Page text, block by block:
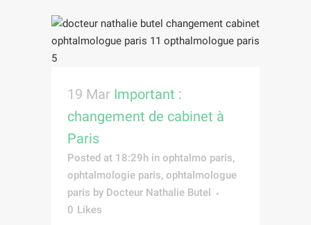
19 Mar Important :
changement de cabinet à
Paris
Posted at 18:29h in ophtalmo paris,
ophtalmologie paris, ophtalmologue
paris by Docteur Nathalie Butel
0 Likes